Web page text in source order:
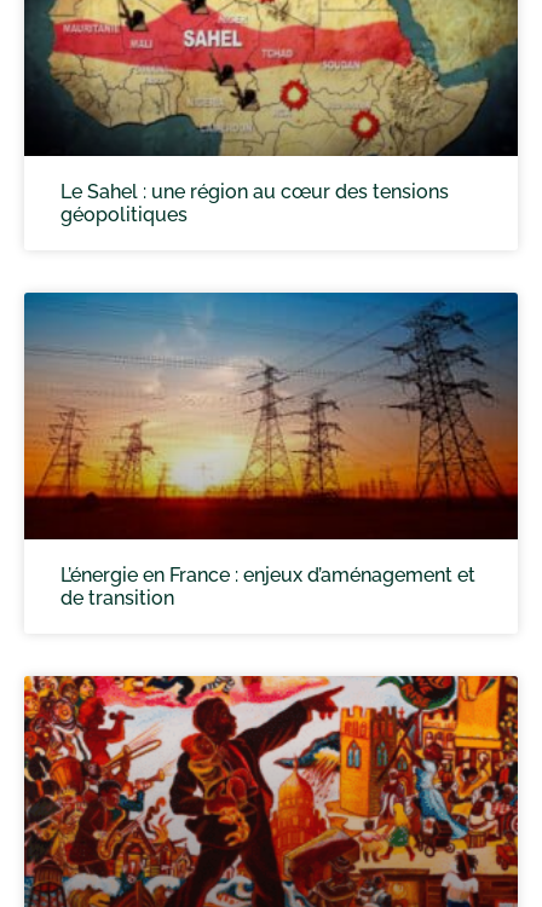
Le Sahel : une région au cœur des tensions
géopolitiques
L’énergie en France : enjeux d’aménagement et
de transition